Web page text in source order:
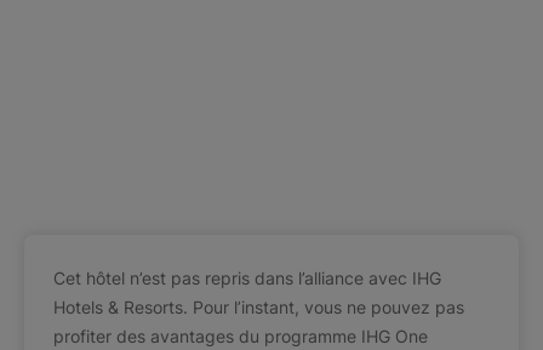
Cet hôtel n’est pas repris dans l’alliance avec IHG
Hotels & Resorts. Pour l’instant, vous ne pouvez pas
profiter des avantages du programme IHG One